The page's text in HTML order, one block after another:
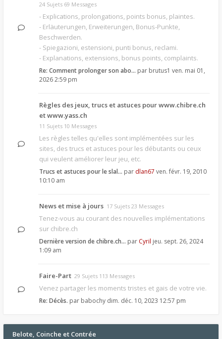
24 Sujets 69 Messages
- Explications, prolongations, points bonus, plaintes.
- Erläuterungen, Erweiterungen, Bonus-Punkte,
Beschwerden.
- Spiegazioni, estensioni, punti bonus, reclami.
- Explanations, extensions, bonus points, complaints.
Re: Comment prolonger son abo… par brutus1 ven. mai 01,
2026 2:59 pm
Règles des jeux, trucs et astuces pour www.chibre.ch
et www.yass.ch
11 Sujets 10 Messages
Les règles telles qu'elles sont implémentées sur les
sites, des trucs et astuces pour les débutants ou ceux
qui veulent améliorer leur jeu, etc.
Trucs et astuces pour le slal… par dlan67 ven. févr. 19, 2010
10:10 am
News et mise à jours 17 Sujets 23 Messages
Tenez-vous au courant des nouvelles implémentations
sur chibre.ch
Dernière version de chibre.ch… par Cyril jeu. sept. 26, 2024
1:09 am
Faire-Part 29 Sujets 113 Messages
Venez partager les moments tristes et gais de votre vie.
Re: Décès. par babochy dim. déc. 10, 2023 12:57 pm
Belote, Coinche et Contrée